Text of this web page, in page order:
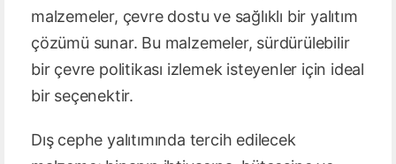
malzemeler, çevre dostu ve sağlıklı bir yalıtım
çözümü sunar. Bu malzemeler, sürdürülebilir
bir çevre politikası izlemek isteyenler için ideal
bir seçenektir.
Dış cephe yalıtımında tercih edilecek